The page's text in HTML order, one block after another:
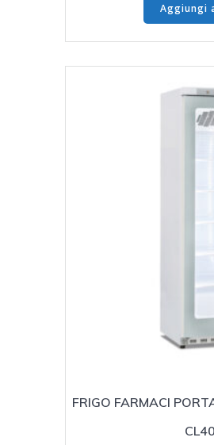
Aggiungi
FRIGO FARMACI